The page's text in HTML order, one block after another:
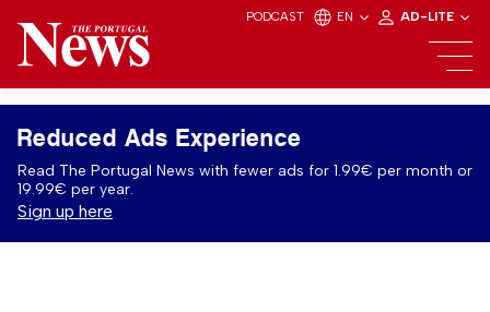
PODCAST EN AD-LITE
Reduced Ads Experience
Read The Portugal News with fewer ads for 1.99€ per month or
19.99€ per year.
Sign up here